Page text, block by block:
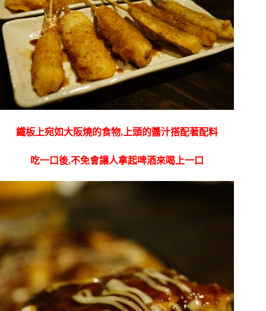
鐵板上宛如大阪燒的食物,上頭的醬汁搭配著配料
吃一口後,不免會讓人拿起啤酒來喝上一口